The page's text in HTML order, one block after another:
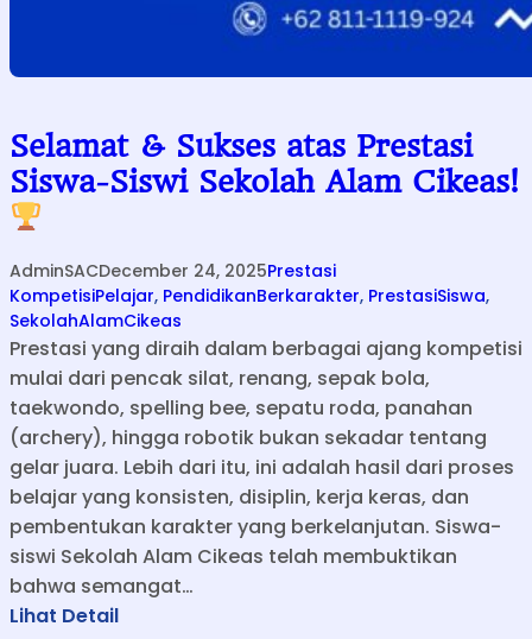
Selamat & Sukses atas Prestasi
Siswa-Siswi Sekolah Alam Cikeas!
AdminSACDecember 24, 2025Prestasi
KompetisiPelajar, PendidikanBerkarakter, PrestasiSiswa
SekolahAlamCikeas
Prestasi yang diraih dalam berbagai ajang kompetisi
mulai dari pencak silat, renang, sepak bola,
taekwondo, spelling bee, sepatu roda, panahan
(archery), hingga robotik bukan sekadar tentang
gelar juara. Lebih dari itu, ini adalah hasil dari proses
belajar yang konsisten, disiplin, kerja keras, dan
pembentukan karakter yang berkelanjutan. Siswa-
siswi Sekolah Alam Cikeas telah membuktikan
bahwa semangat…
Lihat Detail: